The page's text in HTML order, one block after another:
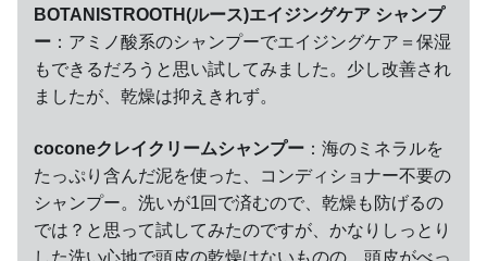
BOTANISTROOTH(ルース)エイジングケア シャンプ
ー ：アミノ酸系のシャンプーでエイジングケア＝保湿
もできるだろうと思い試してみました。少し改善され
ましたが、乾燥は抑えきれず。
coconeクレイクリームシャンプー ：海のミネラルを
たっぷり含んだ泥を使った、コンディショナー不要の
シャンプー。洗いが1回で済むので、乾燥も防げるの
では？と思って試してみたのですが、かなりしっとり
した洗い心地で頭皮の乾燥はないものの、頭皮がべっ